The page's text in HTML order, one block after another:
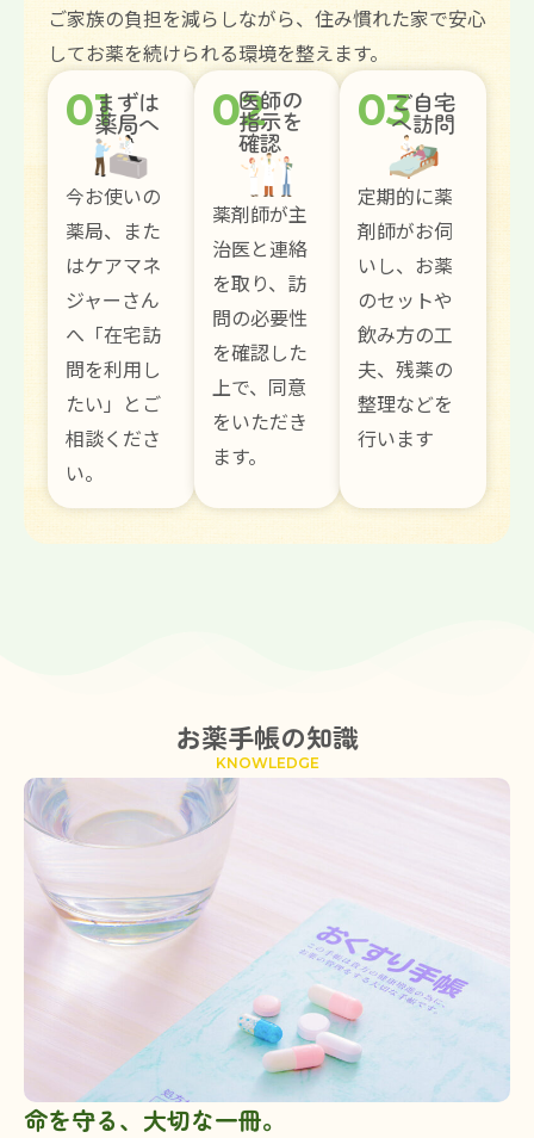
ご家族の負担を減らしながら、住み慣れた家で安心
してお薬を続けられる環境を整えます。
01まずは
薬局へ
今お使いの
薬局、また
はケアマネ
ジャーさん
へ「在宅訪
問を利用し
たい」とご
相談くださ
い。
02医師の
指示を
確認
薬剤師が主
治医と連絡
を取り、訪
問の必要性
を確認した
上で、同意
をいただき
ます。
03ご自宅
へ訪問
定期的に薬
剤師がお伺
いし、お薬
のセットや
飲み方の工
夫、残薬の
整理などを
行います
お薬手帳の知識
KNOWLEDGE
命を守る、大切な一冊。